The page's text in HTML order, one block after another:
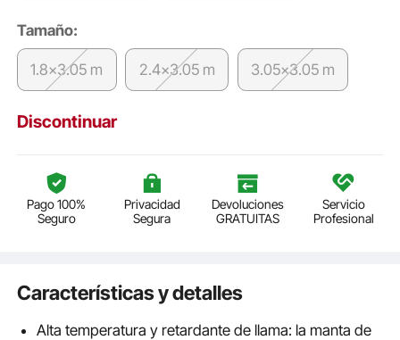
Tamaño:
1.8x3.05 m 2.4x3.05 m 3.05x3.05 m
Discontinuar
Pago 100%
Seguro
Privacidad
Segura
Devoluciones
GRATUITAS
Servicio
Profesional
Características y detalles
Alta temperatura y retardante de llama: la manta de